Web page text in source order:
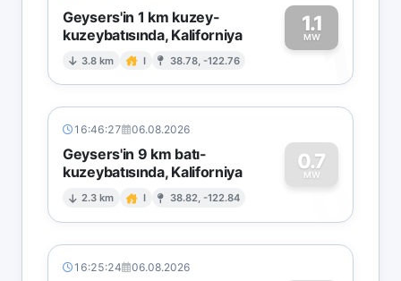
Geysers'in 1 km kuzey-
kuzeybatısında, Kaliforniya
3.8 km I 38.78, -122.76
1.1
MW1
16:46:27 06.08.2026
Geysers'in 9 km batı-
kuzeybatısında, Kaliforniya
2.3 km I 38.82, -122.84
0.7
MW
0
16:25:24 06.08.2026